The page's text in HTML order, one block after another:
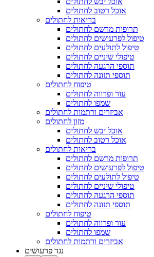
אוכל רטוב לחתולים
בריאות לחתולים
תרופות מרשם לחתולים
טיפול לפרעושים לחתולים
טיפול לתולעים לחתולים
טיפולי שיניים לחתולים
תוספי הרגעה לחתולים
תוספי תזונה לחתולים
טיפוח לחתולים
עור ופרווה לחתולים
שמפו לחתולים
אביזרים ורתמות לחתולים
מזון לחתולים
אוכל יבש לחתולים
אוכל רטוב לחתולים
בריאות לחתולים
תרופות מרשם לחתולים
טיפול לפרעושים לחתולים
טיפול לתולעים לחתולים
טיפולי שיניים לחתולים
תוספי הרגעה לחתולים
תוספי תזונה לחתולים
טיפוח לחתולים
עור ופרווה לחתולים
שמפו לחתולים
אביזרים ורתמות לחתולים
נגד פרעושים